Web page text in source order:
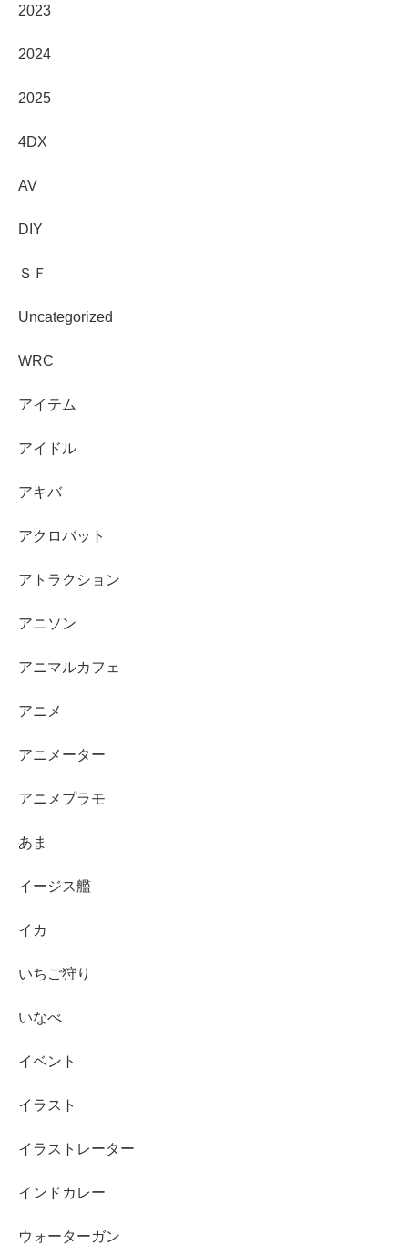
2023
2024
2025
4DX
AV
DIY
ＳＦ
Uncategorized
WRC
アイテム
アイドル
アキバ
アクロバット
アトラクション
アニソン
アニマルカフェ
アニメ
アニメーター
アニメプラモ
あま
イージス艦
イカ
いちご狩り
いなべ
イベント
イラスト
イラストレーター
インドカレー
ウォーターガン